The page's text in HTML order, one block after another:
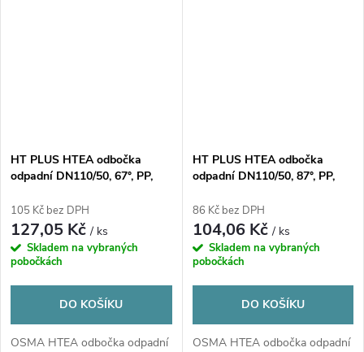
HT PLUS HTEA odbočka
odpadní DN110/50, 67°, PP,
105 Kč bez DPH
127,05 Kč/ ks
Skladem na vybraných
pobočkách
DO KOŠÍKU
OSMA HTEA odbočka odpadní
HT PLUS HTEA odbočka
odpadní DN110/50, 87°, PP,
86 Kč bez DPH
104,06 Kč/ ks
Skladem na vybraných
pobočkách
DO KOŠÍKU
OSMA HTEA odbočka odpadní